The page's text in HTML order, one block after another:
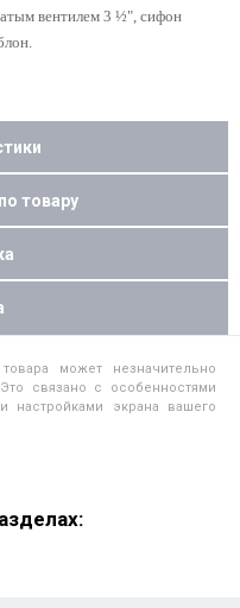
вентилем 3 ½", сифон
товару
может незначительно
связано с особенностями
настройками экрана вашего